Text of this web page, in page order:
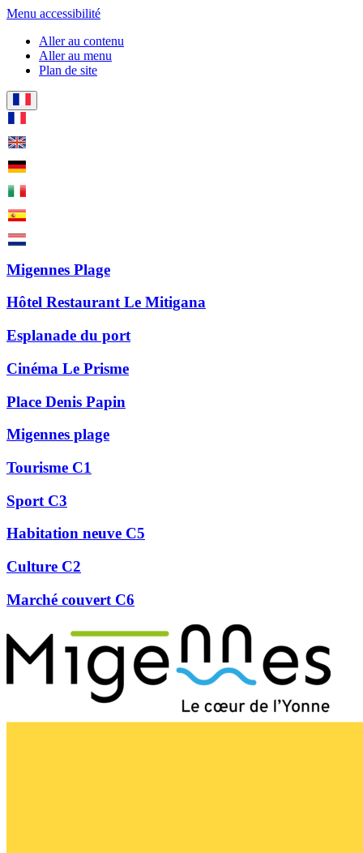
Menu accessibilité
Aller au contenu
Aller au menu
Plan de site
Migennes Plage
Hôtel Restaurant Le Mitigana
Esplanade du port
Cinéma Le Prisme
Place Denis Papin
Migennes plage
Tourisme C1
Sport C3
Habitation neuve C5
Culture C2
Marché couvert C6
Précédent
Suivant